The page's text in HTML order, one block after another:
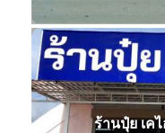
ร้านปุ๋ย เค